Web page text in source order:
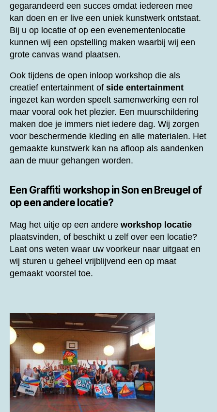
gegarandeerd een succes omdat iedereen mee
kan doen en er live een uniek kunstwerk ontstaat.
Bij u op locatie of op een evenementenlocatie
kunnen wij een opstelling maken waarbij wij een
grote canvas wand plaatsen.
Ook tijdens de open inloop workshop die als
creatief entertainment of side entertainment
ingezet kan worden speelt samenwerking een rol
maar vooral ook het plezier. Een muurschildering
maken doe je immers niet iedere dag. Wij zorgen
voor beschermende kleding en alle materialen. Het
gemaakte kunstwerk kan na afloop als aandenken
aan de muur gehangen worden.
Een Graffiti workshop in Son en Breugel of
op een andere locatie?
Mag het uitje op een andere workshop locatie
plaatsvinden, of beschikt u zelf over een locatie?
Laat ons weten waar uw voorkeur naar uitgaat en
wij sturen u geheel vrijblijvend een op maat
gemaakt voorstel toe.